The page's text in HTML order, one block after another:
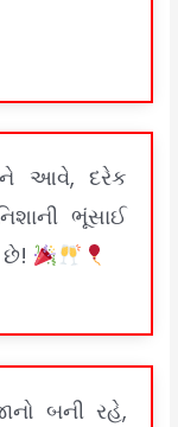
આવે, દરેક
ભૂંસાઈ
છે!
બની રહે,